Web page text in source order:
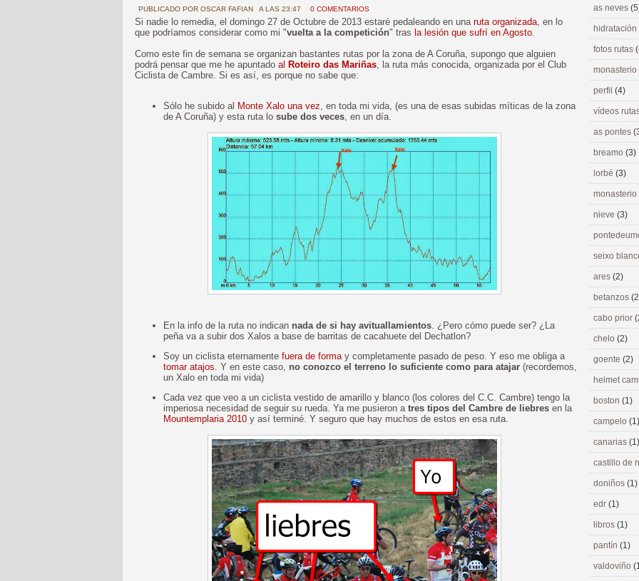
PUBLICADO POR OSCAR FAFIAN A LAS 23:47 0 COMENTARIOS
Si nadie lo remedia, el domingo 27 de Octubre de 2013 estaré pedaleando en una ruta organizada , en lo
que podríamos considerar como mi "vuelta a la competición" tras la lesión que sufrí en Agosto
Como este fin de semana se organizan bastantes rutas por la zona de A Coruña, supongo que alguien
podrá pensar que me he apuntado al Roteiro das Mariñas , la ruta más conocida, organizada por el Club
Ciclista de Cambre. Si es así, es porque no sabe que:
Sólo he subido al Monte Xalo una vez , en toda mi vida, (es una de esas subidas míticas de la zona
de A Coruña) y esta ruta lo sube dos veces , en un día.
En la info de la ruta no indican nada de si hay avituallamientos . ¿Pero cómo puede ser? ¿La
peña va a subir dos Xalos a base de barritas de cacahuete del Dechatlon?
Soy un ciclista eternamente fuera de forma y completamente pasado de peso. Y eso me obliga a
tomar atajos . Y en este caso, no conozco el terreno lo suficiente como para atajar (recordemos,
un Xalo en toda mi vida)
Cada vez que veo a un ciclista vestido de amarillo y blanco (los colores del C.C. Cambre) tengo la
imperiosa necesidad de seguir su rueda. Ya me pusieron a tres tipos del Cambre de liebres en la
Mountemplaria 2010 y así terminé. Y seguro que hay muchos de estos en esa ruta.
as neves
hidratación
fotos rutas
perfil (4)
vídeos
as pontes
breamo (3)
lorbé (3)
nieve (3)
seixo
ares (2)
betanzos
cabo prior
chelo (2)
goente (2)
helmet
boston (1)
campelo (1)
canarias (1)
castillo de
doniños (1)
edr (1)
libros (1)
pantín (1)
valdoviño